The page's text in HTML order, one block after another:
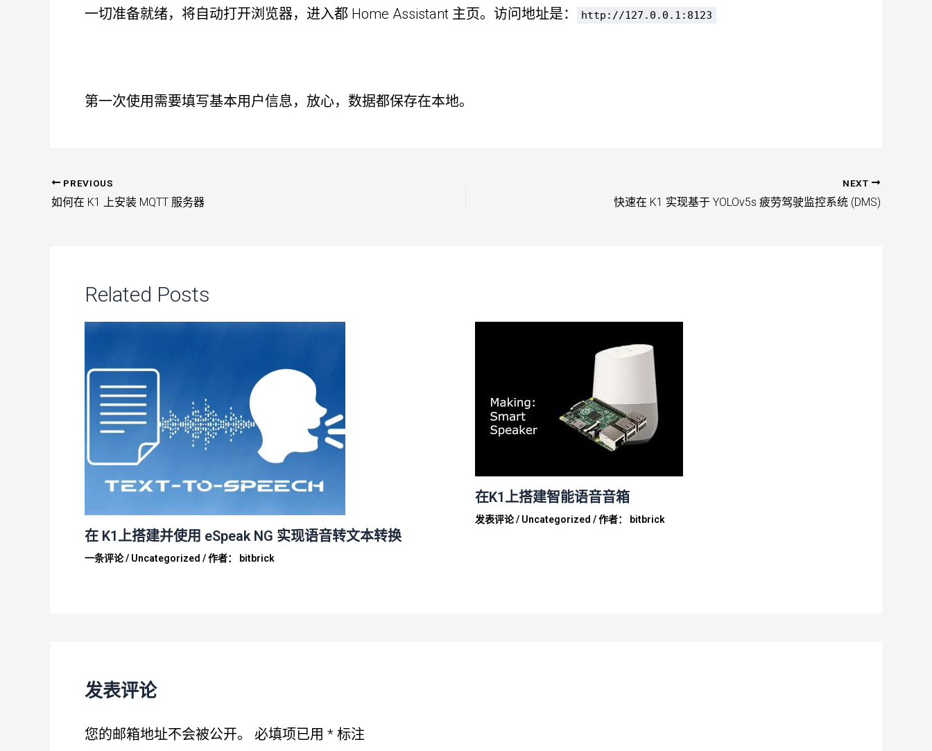
一切准备就绪，将自动打开浏览器，进入都 Home Assistant 主页。访问地址是： http://127.0.0.1:8123
第一次使用需要填写基本用户信息，放心，数据都保存在本地。
Post
navigation
PREVIOUS
如何在 K1 上安装 MQTT 服务器
NEXT
快速在 K1 实现基于 YOLOv5s 疲劳驾驶监控系统 (DMS)
Related Posts
在 K1上搭建并使用 eSpeak NG 实现语音转文本转换
一条评论/ Uncategorized / 作者： bitbrick
在K1上搭建智能语音音箱
发表评论 / Uncategorized / 作者： bitbrick
发表评论
您的邮箱地址不会被公开。 必填项已用 * 标注